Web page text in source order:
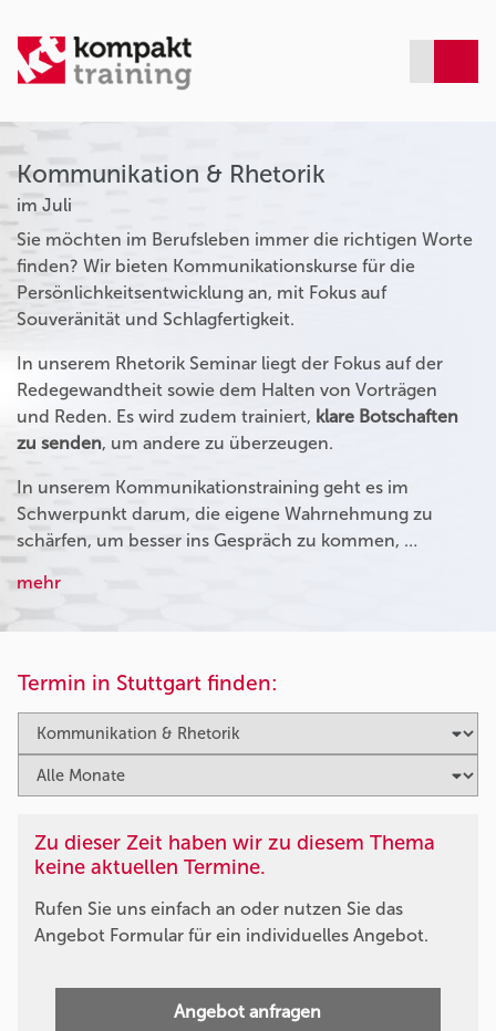
Kommunikation & Rhetorik
im Juli
Sie möchten im Berufsleben immer die richtigen Worte
finden? Wir bieten Kommunikationskurse für die
Persönlichkeitsentwicklung an, mit Fokus auf
Souveränität und Schlagfertigkeit.
In unserem Rhetorik Seminar liegt der Fokus auf der
Redegewandtheit sowie dem Halten von Vorträgen
und Reden. Es wird zudem trainiert, klare Botschaften
zu senden, um andere zu überzeugen.
In unserem Kommunikationstraining geht es im
Schwerpunkt darum, die eigene Wahrnehmung zu
schärfen, um besser ins Gespräch zu kommen, …
mehr
Termin in Stuttgart finden:
Zu dieser Zeit haben wir zu diesem Thema
keine aktuellen Termine.
Rufen Sie uns einfach an oder nutzen Sie das
Angebot Formular für ein individuelles Angebot.
Angebot anfragen